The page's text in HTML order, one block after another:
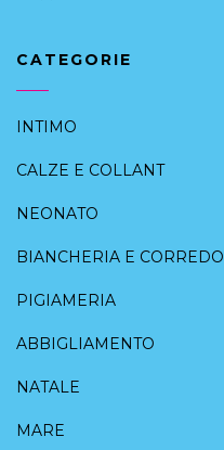
CATEGORIE
INTIMO
CALZE E COLLANT
NEONATO
BIANCHERIA E CORREDO
PIGIAMERIA
ABBIGLIAMENTO
NATALE
MARE